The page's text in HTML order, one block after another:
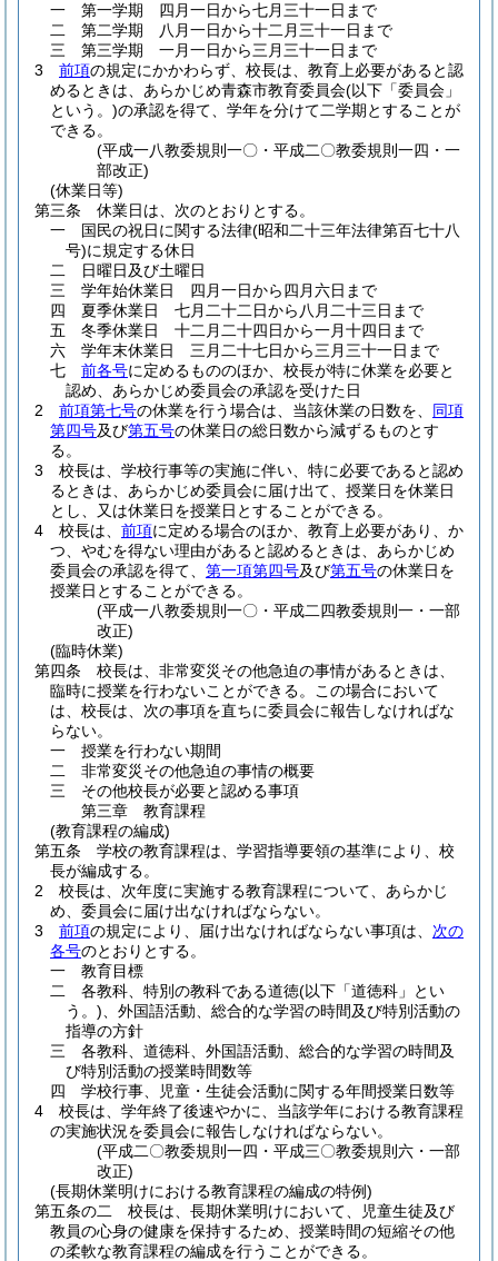
一
第一学期 四月一日から七月三十一日まで
二
第二学期 八月一日から十二月三十一日まで
三
第三学期 一月一日から三月三十一日まで
3
前項の規定にかかわらず、校長は、教育上必要があると認
めるときは、あらかじめ青森市教育委員会(以下「委員会」
という。)の承認を得て、学年を分けて二学期とすることが
できる。
(平成一八教委規則一〇・平成二〇教委規則一四・一
部改正)
(休業日等)
第三条
休業日は、次のとおりとする。
一
国民の祝日に関する法律(昭和二十三年法律第百七十八
号)に規定する休日
二
日曜日及び土曜日
三
学年始休業日 四月一日から四月六日まで
四
夏季休業日 七月二十二日から八月二十三日まで
五
冬季休業日 十二月二十四日から一月十四日まで
六
学年末休業日 三月二十七日から三月三十一日まで
七
前各号に定めるもののほか、校長が特に休業を必要と
認め、あらかじめ委員会の承認を受けた日
2
前項第七号の休業を行う場合は、当該休業の日数を、 同項
第四号及び第五号の休業日の総日数から減ずるものとす
る。
3
校長は、学校行事等の実施に伴い、特に必要であると認め
るときは、あらかじめ委員会に届け出て、授業日を休業日
とし、又は休業日を授業日とすることができる。
4
校長は、 前項に定める場合のほか、教育上必要があり、か
つ、やむを得ない理由があると認めるときは、あらかじめ
委員会の承認を得て、 第一項第四号及び第五号の休業日を
授業日とすることができる。
(平成一八教委規則一〇・平成二四教委規則一・一部
改正)
(臨時休業)
第四条
校長は、非常変災その他急迫の事情があるときは、
臨時に授業を行わないことができる。
この場合において
は、校長は、次の事項を直ちに委員会に報告しなければな
らない。
一
授業を行わない期間
二
非常変災その他急迫の事情の概要
三
その他校長が必要と認める事項
第三章
教育課程
(教育課程の編成)
第五条
学校の教育課程は、学習指導要領の基準により、校
長が編成する。
2
校長は、次年度に実施する教育課程について、あらかじ
め、委員会に届け出なければならない。
3
前項の規定により、届け出なければならない事項は、 次の
各号のとおりとする。
一
教育目標
二
各教科、特別の教科である道徳(以下「道徳科」とい
う。) 、外国語活動、総合的な学習の時間及び特別活動の
指導の方針
三
各教科、道徳科、外国語活動、総合的な学習の時間及
び特別活動の授業時間数等
四
学校行事、児童・生徒会活動に関する年間授業日数等
4
校長は、学年終了後速やかに、当該学年における教育課程
の実施状況を委員会に報告しなければならない。
(平成二〇教委規則一四・平成三〇教委規則六・一部
改正)
(長期休業明けにおける教育課程の編成の特例)
第五条の二
校長は、長期休業明けにおいて、児童生徒及び
教員の心身の健康を保持するため、授業時間の短縮その他
の柔軟な教育課程の編成を行うことができる。